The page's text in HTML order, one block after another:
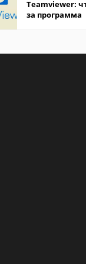
Teamviewer:
за программа